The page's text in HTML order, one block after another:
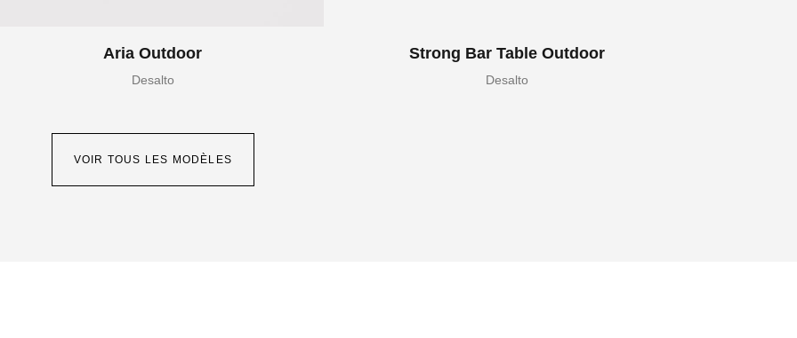
Aria Outdoor
Desalto
Strong Bar Table Outdoor
Desalto
VOIR TOUS LES MODÈLES